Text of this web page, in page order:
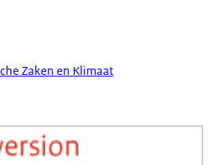
Zaken en Klimaat